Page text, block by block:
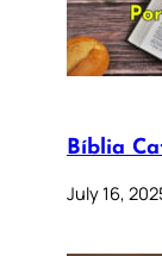
Bíblia
July 16,